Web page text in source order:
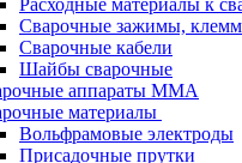
Расходные материалы к
Сварочные зажимы,
Сварочные кабели
Шайбы сварочные
аппараты MMA
материалы
Вольфрамовые электроды
Присадочные прутки